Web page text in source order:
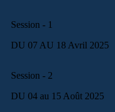
Session - 1
DU 07 AU 18 Avril 2025
Session - 2
DU 04 au 15 Août 2025